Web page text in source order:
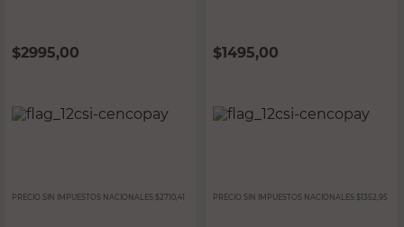
$2995,00
PRECIO SIN IMPUESTOS NACIONALES: $2710,41
$1495,00
PRECIO SIN IMPUESTOS NACIONALES: $1352,95